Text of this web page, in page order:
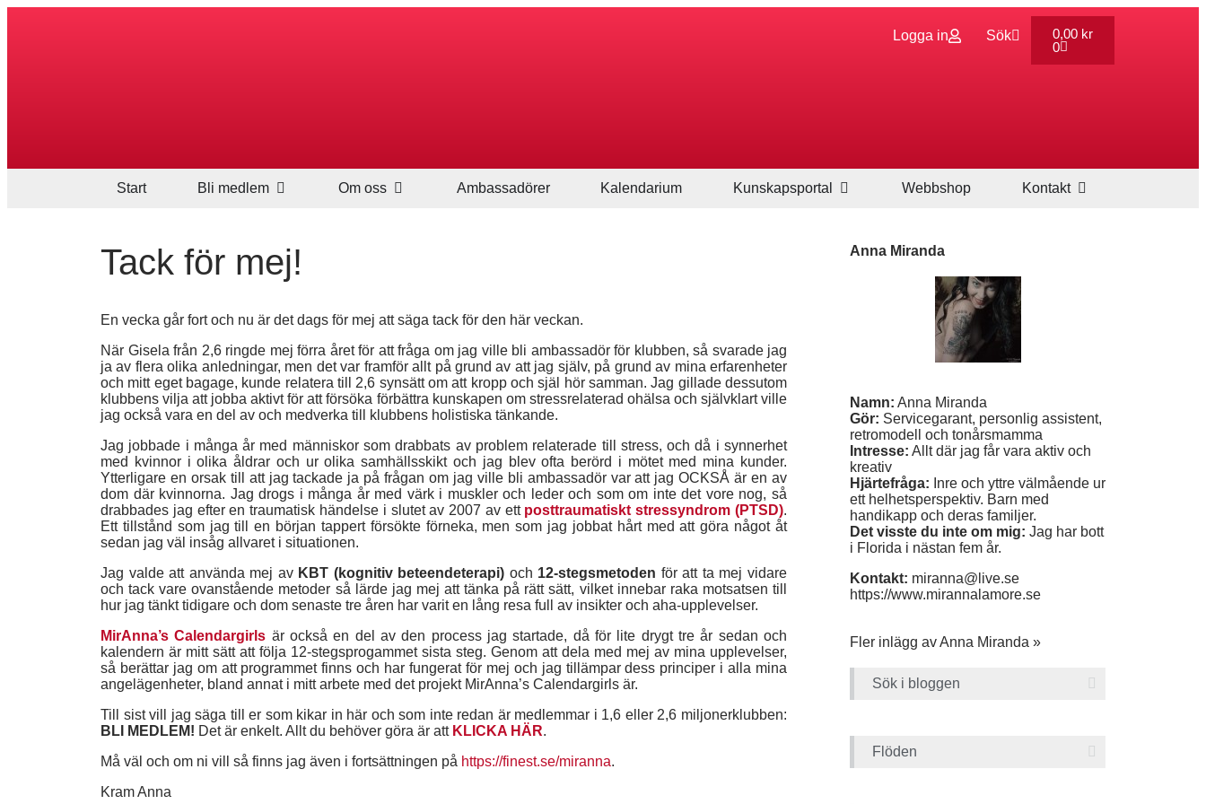
Logga in Sök 0,00 kr
0
Start Bli medlem Om oss Ambassadörer Kalendarium Kunskapsportal Webbshop Kontakt
Tack för mej!
En vecka går fort och nu är det dags för mej att säga tack för den här veckan.
När Gisela från 2,6 ringde mej förra året för att fråga om jag ville bli ambassadör för klubben, så svarade jag
ja av flera olika anledningar, men det var framför allt på grund av att jag själv, på grund av mina erfarenheter
och mitt eget bagage, kunde relatera till 2,6 synsätt om att kropp och själ hör samman. Jag gillade dessutom
klubbens vilja att jobba aktivt för att försöka förbättra kunskapen om stressrelaterad ohälsa och självklart ville
jag också vara en del av och medverka till klubbens holistiska tänkande.
Jag jobbade i många år med människor som drabbats av problem relaterade till stress, och då i synnerhet
med kvinnor i olika åldrar och ur olika samhällsskikt och jag blev ofta berörd i mötet med mina kunder.
Ytterligare en orsak till att jag tackade ja på frågan om jag ville bli ambassadör var att jag OCKSÅ är en av
dom där kvinnorna. Jag drogs i många år med värk i muskler och leder och som om inte det vore nog, så
drabbades jag efter en traumatisk händelse i slutet av 2007 av ett posttraumatiskt stressyndrom (PTSD).
Ett tillstånd som jag till en början tappert försökte förneka, men som jag jobbat hårt med att göra något åt
sedan jag väl insåg allvaret i situationen.
Jag valde att använda mej av KBT (kognitiv beteendeterapi) och 12-stegsmetoden för att ta mej vidare
och tack vare ovanstående metoder så lärde jag mej att tänka på rätt sätt, vilket innebar raka motsatsen till
hur jag tänkt tidigare och dom senaste tre åren har varit en lång resa full av insikter och aha-upplevelser.
MirAnna’s Calendargirls är också en del av den process jag startade, då för lite drygt tre år sedan och
kalendern är mitt sätt att följa 12-stegsprogammet sista steg. Genom att dela med mej av mina upplevelser,
så berättar jag om att programmet finns och har fungerat för mej och jag tillämpar dess principer i alla mina
angelägenheter, bland annat i mitt arbete med det projekt MirAnna’s Calendargirls är.
Till sist vill jag säga till er som kikar in här och som inte redan är medlemmar i 1,6 eller 2,6 miljonerklubben:
BLI MEDLEM! Det är enkelt. Allt du behöver göra är att KLICKA HÄR.
Må väl och om ni vill så finns jag även i fortsättningen på https://finest.se/miranna.
Kram Anna
Anna Miranda
Namn: Anna Miranda
Gör: Servicegarant, personlig assistent,
retromodell och tonårsmamma
Intresse: Allt där jag får vara aktiv och
kreativ
Hjärtefråga: Inre och yttre välmående ur
ett helhetsperspektiv. Barn med
handikapp och deras familjer.
Det visste du inte om mig: Jag har bott
i Florida i nästan fem år.
Kontakt: miranna@live.se
https://www.mirannalamore.se
Fler inlägg av Anna Miranda »
Sök i bloggen
Flöden